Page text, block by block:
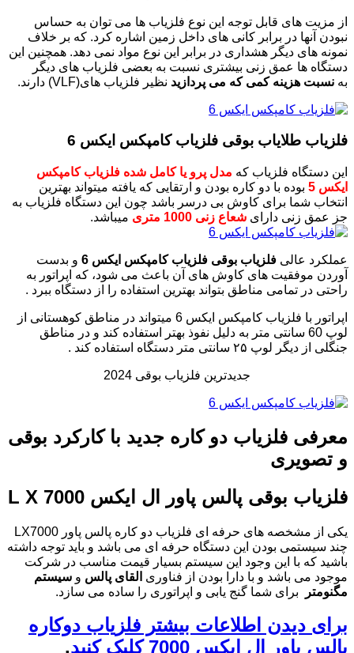
از مزیت های قابل توجه این نوع فلزیاب ها می توان به حساس
نبودن آنها در برابر کانی های داخل زمین اشاره کرد. که بر خلاف
نمونه های دیگر هشداری در برابر این نوع مواد نمی دهد. همچنین این
دستگاه ها عمق زنی بیشتری نسبت به بعضی فلزیاب های دیگر
به نسبت هزینه کمی که می پردازید نظیر فلزیاب های(VLF) دارند.
فلزیاب طلایاب بوقی فلزیاب کامپکس ایکس 6
این دستگاه فلزیاب که مدل پرو یا کامل شده فلزیاب کامپکس
ایکس 5
بوده با دو کاره بودن و ارتقایی که یافته میتواند بهترین
انتخاب شما برای کاوش بی درسر باشد چون این دستگاه فلزیاب به
جز عمق زنی دارای شعاع زنی 1000 متری میباشد.
عملکرد عالی فلزیاب بوقی فلزیاب کامپکس ایکس 6
و بدست
آوردن موفقیت های کاوش های آن باعث می شود، که اپراتور به
راحتی در تمامی مناطق بتواند بهترین استفاده را از دستگاه ببرد .
اپراتور با فلزیاب کامپکس ایکس 6 میتواند در مناطق کوهستانی از
لوپ 60 سانتی متر به دلیل نفوذ بهتر استفاده کند و در مناطق
جنگلی از دیگر لوپ ۲۵ سانتی متر دستگاه استفاده کند .
جدیدترین فلزیاب بوقی 2024
معرفی فلزیاب دو کاره جدید با کارکرد بوقی
و تصویری
فلزیاب بوقی پالس پاور ال ایکس L X 7000
یکی از مشخصه های حرفه ای فلزیاب دو کاره پالس پاور LX7000
چند سیستمی بودن این دستگاه حرفه ای می باشد و باید توجه داشته
باشید که با این وجود این سیستم بسیار قیمت مناسب در شرکت
موجود می باشد و با دارا بودن از فناوری القای پالس و سیستم
مگنومتر برای شما گنج یابی و اپراتوری را ساده می سازد.
برای دیدن اطلاعات بیشتر فلزیاب دوکاره
پالس پاور ال ایکس 7000 کلیک کنید
.